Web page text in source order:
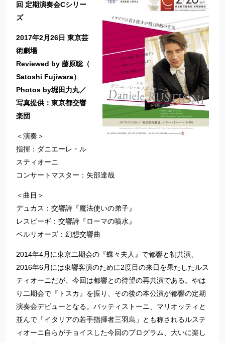
回 定期演奏会Cシリー
ズ
2017年2月26日 東京芸
術劇場
Reviewed by 藤原聡（
Satoshi Fujiwara）
Photos by堀田力丸／
写真提供：東京都交響
楽団
＜演奏＞
指揮：ダニエーレ・ル
スティオーニ
コンサートマスター：矢部達哉
＜曲目＞
デュカス：交響詩『魔法使いの弟子』
レスピーギ：交響詩『ローマの噴水』
ベルリオーズ：幻想交響曲
2014年4月に東京二期会の『蝶々夫人』で都響と初共演、
2016年6月には東響客演のために2度目の来日を果たしたルス
ティオーニだが、今回は都響との待望の再共演である。やは
り二期会で『トスカ』を振り、その後の本公演が都響の定期
演奏会デビューとなる。バッティストーニ、マリオッティと
並んで「イタリアの若手指揮者三羽烏」とも称されるルステ
ィオーニ自らがチョイスした今回のプログラム、大いに楽し